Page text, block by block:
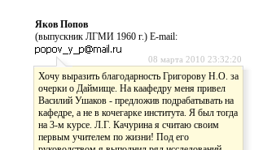
Яков Попов
(выпускник ЛГМИ 1960 г.) E-mail:
08 марта 2010 23:32:20
Хочу выразить благодарность Григорову Н.О. за
очерки о Даймище. На каафедру меня привел
Василий Ушаков - предложив подрабатывать на
кафедре, а не в кочегарке института. Я был тогда
на 3-м курсе. Л.Г. Качурина я считаю своим
первым учителем по жизни! Под его